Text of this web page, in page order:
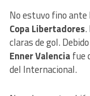
No estuvo fino ante
Copa Libertadores.
claras de gol.
Enner Valencia fue
del Internacional.